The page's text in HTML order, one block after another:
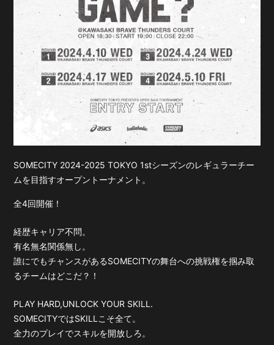
SOMECITY 2024-2025 TOKYO 1stシーズンのレギュラーチー
ムを目指すオープントーナメント。
全4回開催！
経歴キャリア不問。
有名無名関係無し。
誰にでもチャンスがあるSOMECITYの舞台への挑戦権を掴み取
るチームはどこだ？！
PLAY HARD,UNLOCK YOUR SKILL.
SOMECITYではSKILLこそ全て。
全力のプレイでスキルを開放しろ。